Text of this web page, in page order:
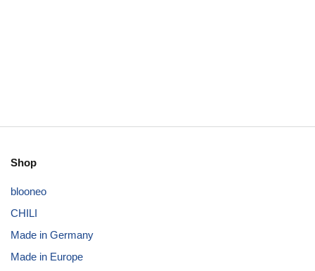
Shop
blooneo
CHILI
Made in Germany
Made in Europe